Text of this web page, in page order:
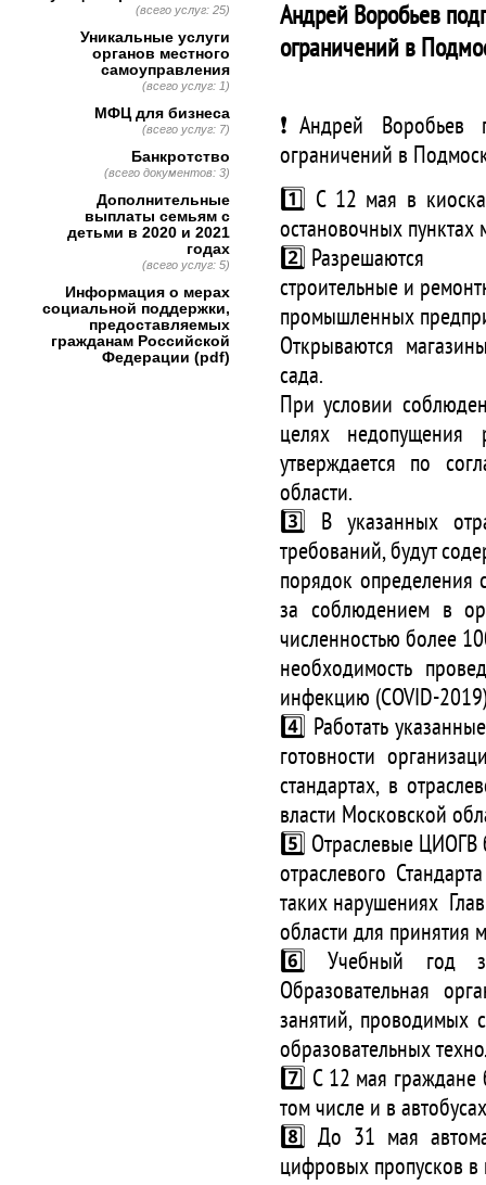
Андрей Воробьев
ограничений в
❗️Андрей Воробьев
ограничений в
1️⃣ С 12 мая в
остановочных пунктах
2️⃣ Разрешаются
строительные и
промышленных
Открываются
сада.
При условии
целях недопущения
утверждается по
области.
3️⃣ В указанных
требований, будут
порядок определения
за соблюдением в
численностью более
необходимость
инфекцию (COVID-
4️⃣ Работать
готовности
стандартах, в
власти Московской
5️⃣ Отраслевые ЦИОГВ
отраслевого
таких нарушениях
области для принятия
6️⃣ Учебный год
Образовательная
занятий, проводимых
образовательных
7️⃣ С 12 мая граждане
том числе и в
8️⃣ До 31 мая
цифровых пропусков в
(всего услуг: 25)
Уникальные услуги
органов местного
самоуправления
(всего услуг: 1)
МФЦ для бизнеса
(всего услуг: 7)
Банкротство
(всего документов: 3)
Дополнительные
выплаты семьям с
детьми в 2020 и 2021
годах
(всего услуг: 5)
Информация о мерах
социальной поддержки,
предоставляемых
гражданам Российской
Федерации (pdf)